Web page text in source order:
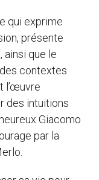
qui exprime
présente
ainsi que le
contextes
l’œuvre
des intuitions
Giacomo
par la